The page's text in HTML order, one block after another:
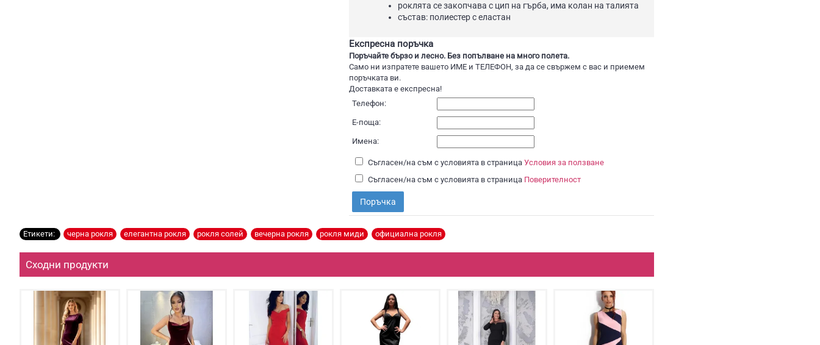
роклята се закопчава с цип на гърба, има колан на талията
състав: полиестер с еластан
Експресна поръчка
Поръчайте бързо и лесно. Без попълване на много полета.
Само ни изпратете вашето ИМЕ и ТЕЛЕФОН, за да се свържем с вас и приемем
поръчката ви.
Доставката е експресна!
Телефон:
Е-поща:
Имена:
Съгласен/на съм с условията в страница Условия за ползване
Съгласен/на съм с условията в страница Поверителност
Поръчка
Етикети: черна рокля елегантна рокля рокля солей вечерна рокля рокля миди официална рокля
Сходни продукти